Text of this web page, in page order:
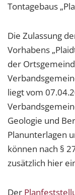
Tontagebaus
Die Zulassung
Vorhabens
der
liegt vom
Geologie und
Planunterlagen
können nach §
zusätzlich hier
Der